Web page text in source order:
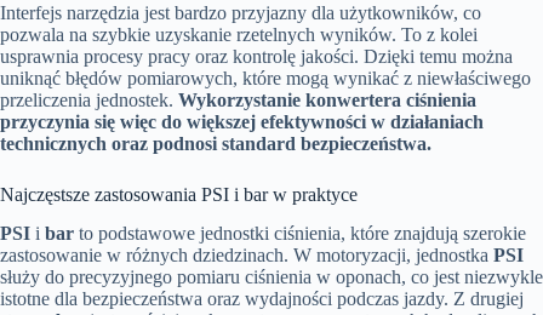
Interfejs narzędzia jest bardzo przyjazny dla użytkowników, co
pozwala na szybkie uzyskanie rzetelnych wyników. To z kolei
usprawnia procesy pracy oraz kontrolę jakości. Dzięki temu można
uniknąć błędów pomiarowych, które mogą wynikać z niewłaściwego
przeliczenia jednostek. Wykorzystanie konwertera ciśnienia
przyczynia się więc do większej efektywności w działaniach
technicznych oraz podnosi standard bezpieczeństwa.
Najczęstsze zastosowania PSI i bar w praktyce
PSI i bar to podstawowe jednostki ciśnienia, które znajdują szerokie
zastosowanie w różnych dziedzinach. W motoryzacji, jednostka PSI
służy do precyzyjnego pomiaru ciśnienia w oponach, co jest niezwykle
istotne dla bezpieczeństwa oraz wydajności podczas jazdy. Z drugiej